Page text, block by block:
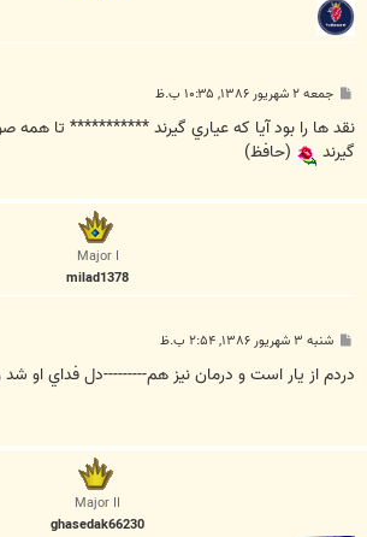
پ
ت
جمعه ۲ شهریور ۱۳۸۶, ۱۰:۳۵ ب.ظ
نقد ها را بود آيا كه عياري گيرند *********** تا همه
گيرند
(حافظ)
Major I
milad1378
پ
ت
شنبه ۳ شهریور ۱۳۸۶, ۲:۵۴ ب.ظ
دردم از يار است و درمان نيز هم---------دل فداي او
Major II
ghasedak66230